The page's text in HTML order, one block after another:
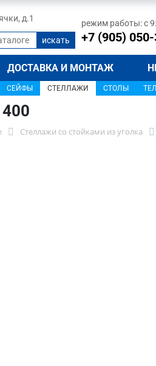
д.1 режим работы: с
+7 (905)
ДОСТАВКА И МОНТАЖ
СЕЙФЫ СТЕЛЛАЖИ СТОЛЫ
Стеллажи со стойками из уголка